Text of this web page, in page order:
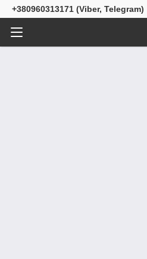
+380960313171 (Viber, Telegram)